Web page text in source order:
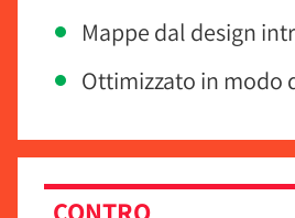
Mappe dal design
Ottimizzato in modo